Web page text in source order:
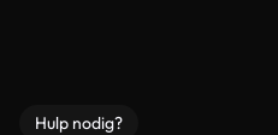
Hulp nodig?